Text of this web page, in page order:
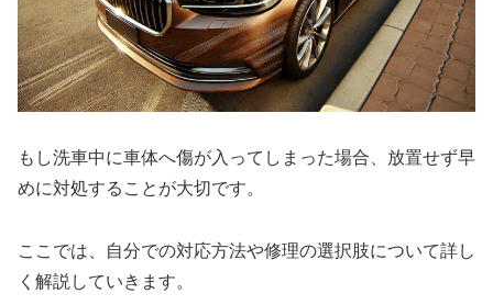
もし洗車中に車体へ傷が入ってしまった場合、放置せず早
めに対処することが大切です。
ここでは、自分での対応方法や修理の選択肢について詳し
く解説していきます。